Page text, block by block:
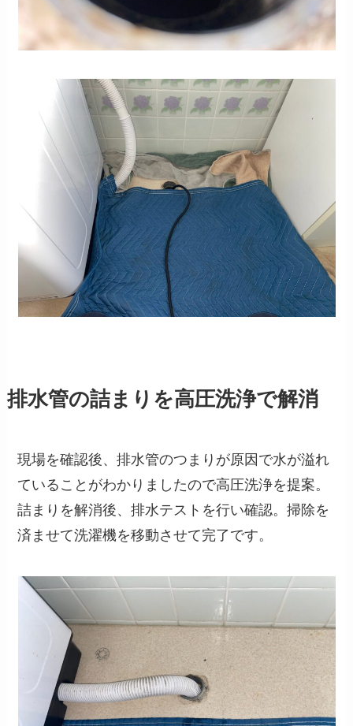
排水管の詰まりを高圧洗浄で解消
現場を確認後、排水管のつまりが原因で水が溢れ
ていることがわかりましたので高圧洗浄を提案。
詰まりを解消後、排水テストを行い確認。掃除を
済ませて洗濯機を移動させて完了です。